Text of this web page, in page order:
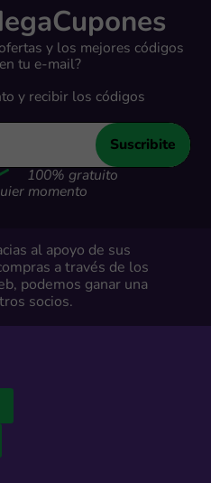
y los mejores códigos
tu e-mail?
y recibir los códigos
Suscribite
100% gratuito
momento
al apoyo de sus
a través de los
podemos ganar una
socios.